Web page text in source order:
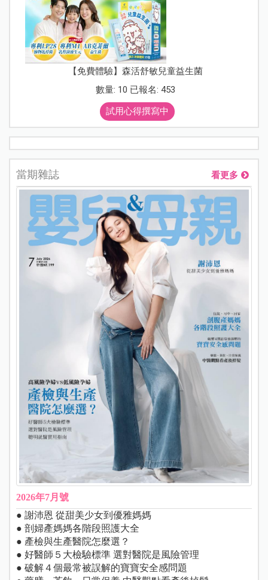
【免費體驗】森活舒敏兒童益生菌
數量: 10 已報名: 453
試用心得撰寫中
當期雜誌 看更多
2026年7月號
● 謝沛恩 從甜美少女到優雅媽媽
● 剖婦產媽媽各階段照護大全
● 產檢與生產醫院怎麼選？
● 好醫師５大檢驗標準 選對醫院是風險管理
● 破解４個最常被誤解的寶寶安全感問題